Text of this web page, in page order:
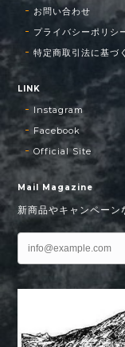
お問い合わせ
プライバシーポリシ
特定商取引法に基づ
LINK
Instagram
Facebook
Official Site
Mail Magazine
新商品やキャンペーン